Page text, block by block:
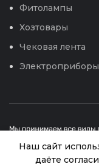
Фитолампы
Хозтовары
Чековая лента
Электроприборы
Наш сайт
даёте